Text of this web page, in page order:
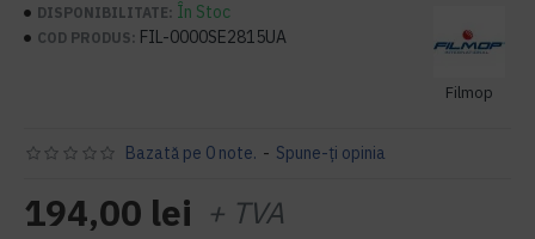
DISPONIBILITATE: În Stoc
COD PRODUS: FIL-0000SE2815UA
Filmop
Bazată pe 0 note. - Spune-ţi opinia
194,00 lei + TVA